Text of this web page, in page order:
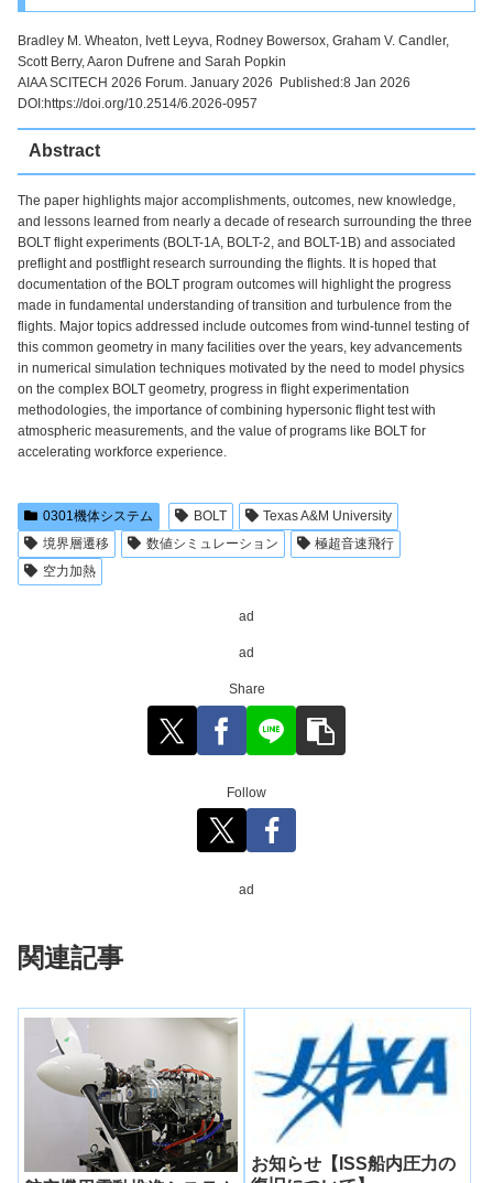
Bradley M. Wheaton, Ivett Leyva, Rodney Bowersox, Graham V. Candler,
Scott Berry, Aaron Dufrene and Sarah Popkin
AIAA SCITECH 2026 Forum. January 2026 Published:8 Jan 2026
DOI:https://doi.org/10.2514/6.2026-0957
Abstract
The paper highlights major accomplishments, outcomes, new knowledge,
and lessons learned from nearly a decade of research surrounding the three
BOLT flight experiments (BOLT-1A, BOLT-2, and BOLT-1B) and associated
preflight and postflight research surrounding the flights. It is hoped that
documentation of the BOLT program outcomes will highlight the progress
made in fundamental understanding of transition and turbulence from the
flights. Major topics addressed include outcomes from wind-tunnel testing of
this common geometry in many facilities over the years, key advancements
in numerical simulation techniques motivated by the need to model physics
on the complex BOLT geometry, progress in flight experimentation
methodologies, the importance of combining hypersonic flight test with
atmospheric measurements, and the value of programs like BOLT for
accelerating workforce experience.
0301機体システム BOLT
Texas A&M University
境界層遷移
数値シミュレーション
極超音速飛行
空力加熱
ad
ad
Share
Follow
ad
関連記事
お知らせ【ISS船内圧力の